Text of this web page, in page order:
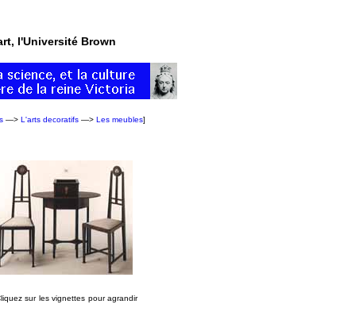
l'Université Brown
—> L'arts decoratifs —> Les meubles]
sur les vignettes pour agrandir